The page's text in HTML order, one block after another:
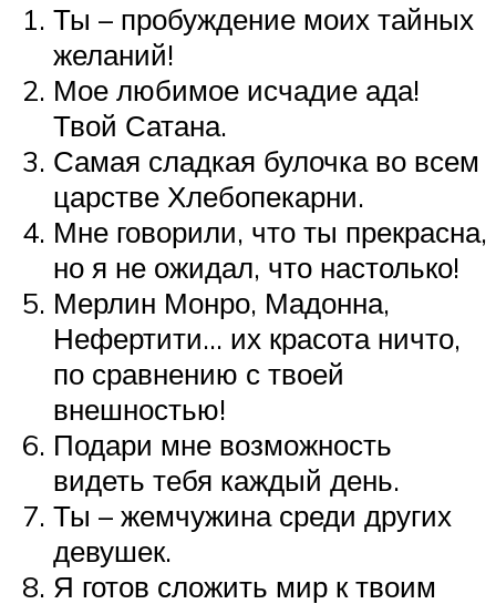
Ты – пробуждение моих тайных
желаний!
Мое любимое исчадие ада!
Твой Сатана.
Самая сладкая булочка во всем
царстве Хлебопекарни.
Мне говорили, что ты прекрасна,
но я не ожидал, что настолько!
Мерлин Монро, Мадонна,
Нефертити… их красота ничто,
по сравнению с твоей
внешностью!
Подари мне возможность
видеть тебя каждый день.
Ты – жемчужина среди других
девушек.
Я готов сложить мир к твоим